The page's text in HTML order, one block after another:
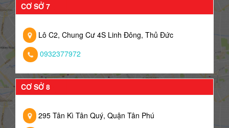
CƠ SỞ 7
Lô C2, Chung Cư 4S Linh Đông, Thủ Đức
0932377972
CƠ SỞ 8
295 Tân Kì Tân Quý, Quận Tân Phú